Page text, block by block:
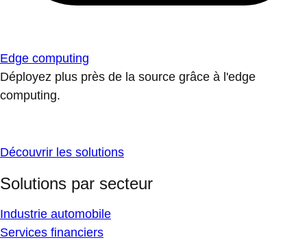
Edge computing
Déployez plus près de la source grâce à l'edge
computing.
Découvrir les solutions
Solutions par secteur
Industrie automobile
Services financiers